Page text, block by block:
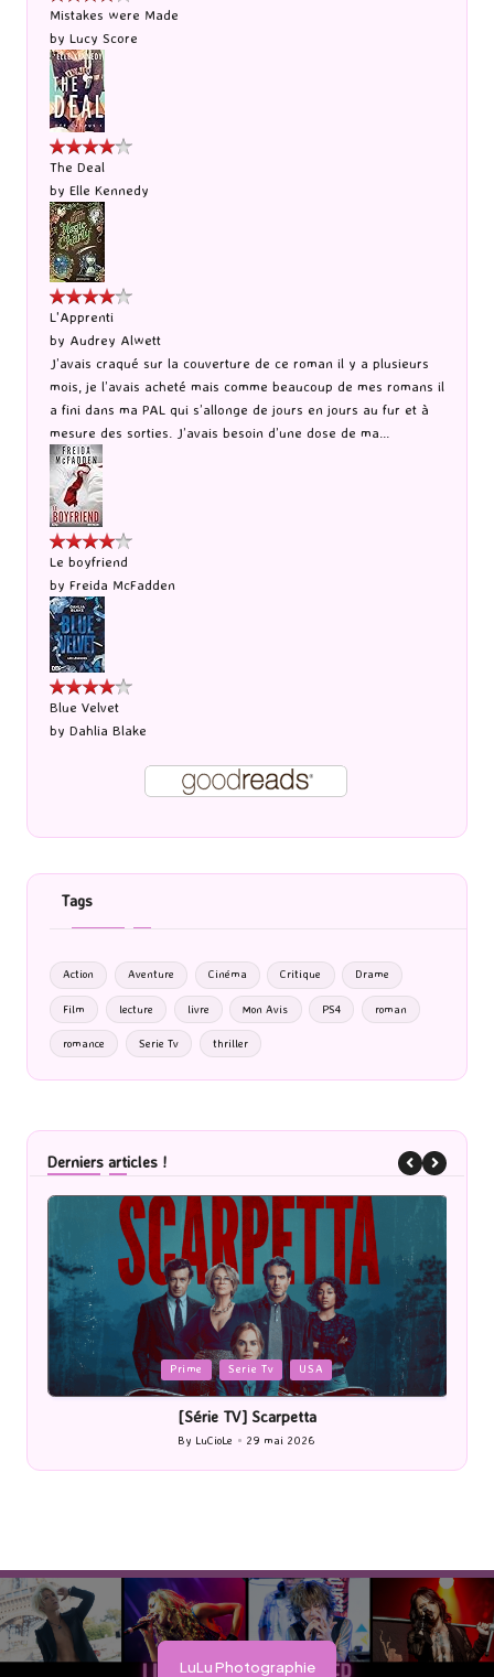
Mistakes were Made
by Lucy Score
The Deal
by Elle Kennedy
L'Apprenti
by Audrey Alwett
J’avais craqué sur la couverture de ce roman il y a plusieurs
mois, je l’avais acheté mais comme beaucoup de mes romans il
a fini dans ma PAL qui s’allonge de jours en jours au fur et à
mesure des sorties. J’avais besoin d’une dose de ma...
Le boyfriend
by Freida McFadden
Blue Velvet
by Dahlia Blake
Tags
Action Aventure Cinéma Critique Drame
Film lecture livre Mon Avis PS4 roman
romance Serie Tv thriller
Derniers articles !
Posted
in
Cinéma
[Cinéma] Les Rayons et des ombres
Posted
by
By LuCioLe 27 mai 2026
LuLu Photographie